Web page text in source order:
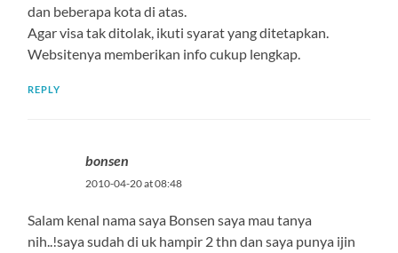
dan beberapa kota di atas.
Agar visa tak ditolak, ikuti syarat yang ditetapkan.
Websitenya memberikan info cukup lengkap.
REPLY
bonsen
2010-04-20 at 08:48
Salam kenal nama saya Bonsen saya mau tanya
nih..!saya sudah di uk hampir 2 thn dan saya punya ijin